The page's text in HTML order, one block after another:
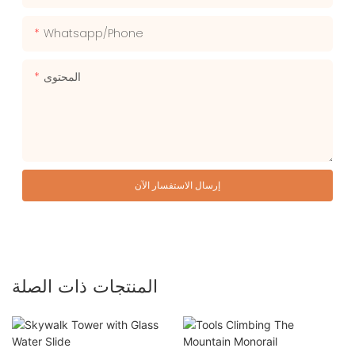
Whatsapp/phone
المحتوى
إرسال الاستفسار الآن
المنتجات ذات الصلة